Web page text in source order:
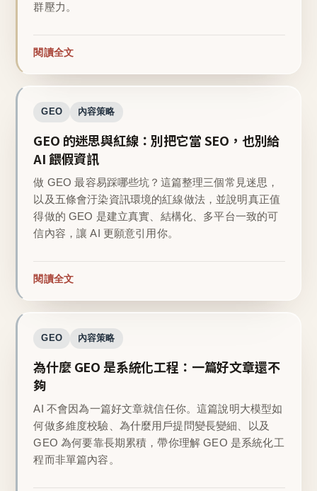
群壓力。
閱讀全文
GEO 內容策略
GEO 的迷思與紅線：別把它當 SEO，也別給
AI 餵假資訊
做 GEO 最容易踩哪些坑？這篇整理三個常見迷思，
以及五條會汙染資訊環境的紅線做法，並說明真正值
得做的 GEO 是建立真實、結構化、多平台一致的可
信內容，讓 AI 更願意引用你。
閱讀全文
GEO 內容策略
為什麼 GEO 是系統化工程：一篇好文章還不
夠
AI 不會因為一篇好文章就信任你。這篇說明大模型如
何做多維度校驗、為什麼用戶提問變長變細、以及
GEO 為何要靠長期累積，帶你理解 GEO 是系統化工
程而非單篇內容。